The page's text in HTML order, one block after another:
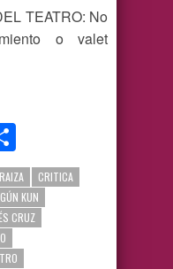
TEATRO: No
o valet
CRITICA
KUN
CRUZ